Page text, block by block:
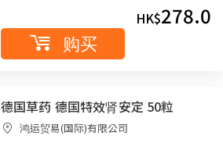
HK$278.0
购买
德国草药 德国特效肾安定 50粒
鸿运贸易(国际)有限公司